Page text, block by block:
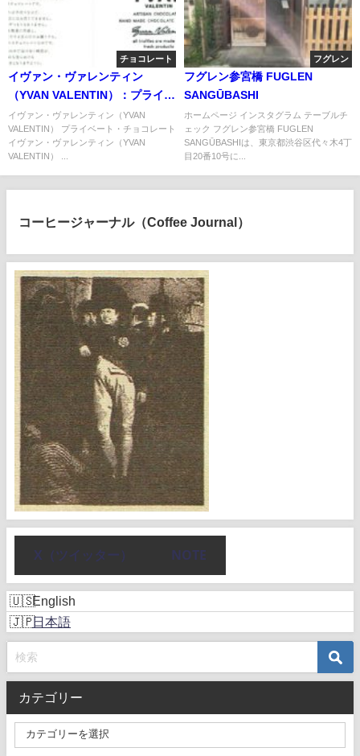
チョコレート
イヴァン・ヴァレンティン
（YVAN VALENTIN）：プライベ
ート・チョコレート
イヴァン・ヴァレンティン（YVAN
VALENTIN） プライベート・チョコレート
イヴァン・ヴァレンティン（YVAN
VALENTIN） ...
フグレン
フグレン参宮橋 FUGLEN
SANGŪBASHI
ホームページ インスタグラム テーブルチ
ェック フグレン参宮橋 FUGLEN
SANGŪBASHIは、東京都渋谷区代々木4丁
目20番10号に...
コーヒージャーナル（Coffee Journal）
X（ツイッター） NOTE
English
日本語
カテゴリー